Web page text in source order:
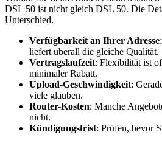
DSL 50 ist nicht gleich DSL 50. Die
Unterschied.
Verfügbarkeit an Ihrer Adresse
liefert überall die gleiche Qualität.
Vertragslaufzeit: Flexibilität ist
minimaler Rabatt.
Upload-Geschwindigkeit:
viele glauben.
Router-Kosten: Manche
nicht.
Kündigungsfrist: Prüfen, bevor